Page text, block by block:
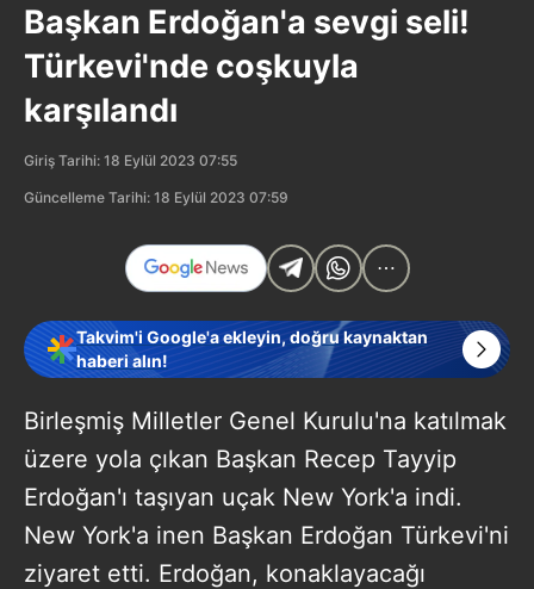
Başkan Erdoğan'a sevgi seli!
Türkevi'nde coşkuyla
karşılandı
Giriş Tarihi: 18 Eylül 2023 07:55
Güncelleme Tarihi: 18 Eylül 2023 07:59
Takvim'i Google'a ekleyin, doğru kaynaktan
haberi alın!
Birleşmiş Milletler Genel Kurulu'na katılmak
üzere yola çıkan Başkan Recep Tayyip
Erdoğan'ı taşıyan uçak New York'a indi.
New York'a inen Başkan Erdoğan Türkevi'ni
ziyaret etti. Erdoğan, konaklayacağı